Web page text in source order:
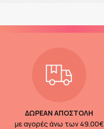
ΔΩΡΕΑΝ ΑΠΟΣΤΟΛΗ
με αγορές άνω των 49.00€